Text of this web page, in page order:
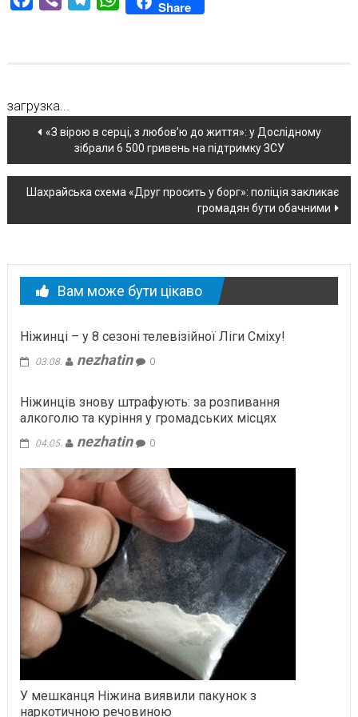
Share
загрузка...
Навігація
по
новині
«З вірою в серці, з любов’ю до життя»: у Дослідному
зібрали 6 500 гривень на підтримку ЗСУ
Шахрайська схема «Друг просить у борг»: поліція закликає
громадян бути обачними
Вам може бути цікаво
Ніжинці – у 8 сезоні телевізійної Ліги Сміху!
03.08. nezhatin 0
Ніжинців знову штрафують: за розпивання
алкоголю та куріння у громадських місцях
04.05. nezhatin 0
У мешканця Ніжина виявили пакунок з
наркотичною речовиною